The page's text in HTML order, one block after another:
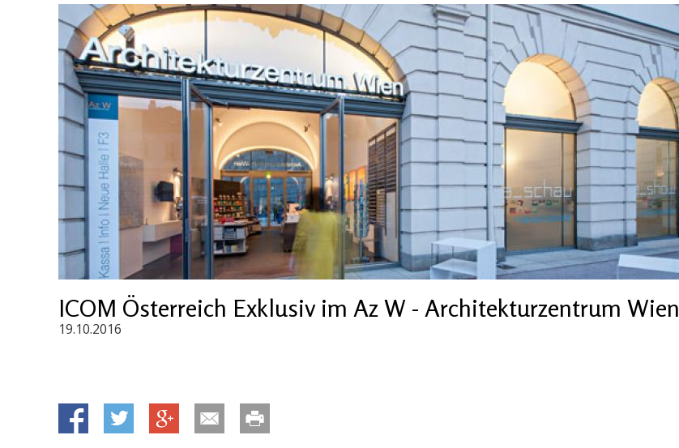
ICOM Österreich Exklusiv im Az W - Architekturzentrum Wien
19.10.2016